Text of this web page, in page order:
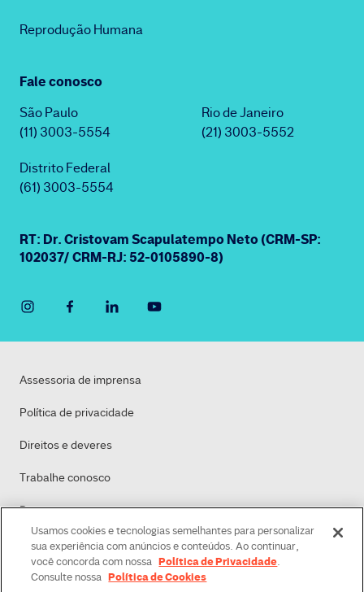
Reprodução Humana
Fale conosco
São Paulo
(11) 3003-5554
Rio de Janeiro
(21) 3003-5552
Distrito Federal
(61) 3003-5554
RT: Dr. Cristovam Scapulatempo Neto (CRM-SP:
102037/ CRM-RJ: 52-0105890-8)
Assessoria de imprensa
Política de privacidade
Direitos e deveres
Trabalhe conosco
Dasa
Política de Cookies
Usamos cookies e tecnologias semelhantes para personalizar
sua experiência com anúncios e conteúdos. Ao continuar,
você concorda com nossa Política de Privacidade.
Consulte nossa Política de Cookies